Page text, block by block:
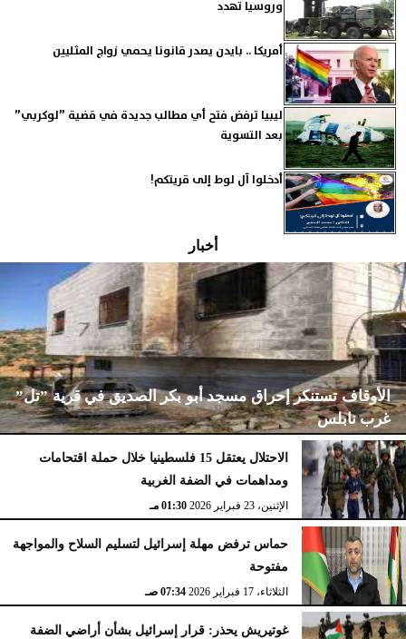
وروسيا تهدد
أمريكا .. بايدن يصدر قانونا يحمي زواج المثليين
ليبيا ترفض فتح أي مطالب جديدة في قضية ”لوكربي”
بعد التسوية
أدخلوا آل لوط إلى قريتكم!
أخبار
الأوقاف تستنكر إحراق مسجد أبو بكر الصديق في قرية ”تل”
غرب نابلس
الإثنين، 23 فبراير 2026 02:15 مـ
الاحتلال يعتقل 15 فلسطينيا خلال حملة اقتحامات
ومداهمات في الضفة الغربية
الإثنين، 23 فبراير 2026 01:30 مـ
حماس ترفض مهلة إسرائيل لتسليم السلاح والمواجهة
مفتوحة
الثلاثاء، 17 فبراير 2026 07:34 صـ
غوتيريش يحذر: قرار إسرائيل بشأن أراضي الضفة